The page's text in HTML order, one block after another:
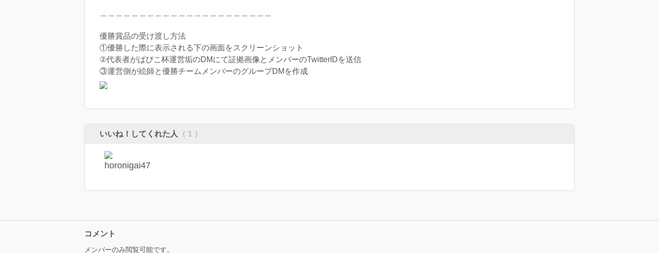
優勝賞品の受け渡し方法
①優勝した際に表示される下の画面をスクリーンショット
②代表者がぱぴこ杯運営垢のDMにて証拠画像とメンバーのTwitterIDを送信
③運営側が絵師と優勝チームメンバーのグループDMを作成
いいね！してくれた人 （ 1 ）
コメント
メンバーのみ閲覧可能です。